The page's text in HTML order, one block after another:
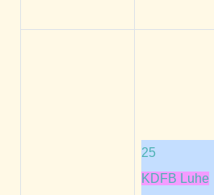
25
KDFB Luhe